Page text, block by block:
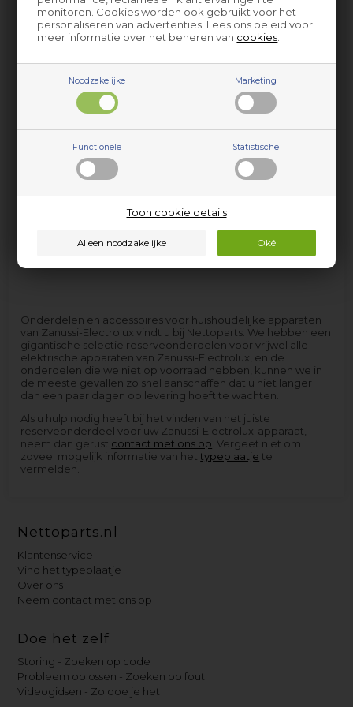
monitoren. Cookies worden ook gebruikt voor het
personaliseren van advertenties. Lees ons beleid voor
meer informatie over het beheren van cookies
Noodzakelijke Marketing
Functionele Statistische
Toon cookie details
Wasmachine Zanussi-
Electrolux
Onderdelen en accessoires voor huishoudelijke apparaten
van Zanussi-Electrolux vindt u bij Nettoparts. We hebben een
gigantische selectie reserveonderdelen voor vrijwel alle
elektrische apparaten van Zanussi-Electrolux, en de
onderdelen die we niet op voorraad hebben, kunnen we in
de meeste gevallen zo snel aanschaffen dat u niet langer
dan een paar dagen op levering hoeft te wachten.
Als u hulp nodig heeft bij het vinden van het juiste
reserveonderdeel voor uw Zanussi-Electrolux-apparaat,
neem dan gerust contact met ons op . Vergeet niet om
zoveel mogelijk informatie van hettypeplaatje te
vermelden.
Nettoparts.nl
Klantenservice
Vind het typeplaatje
Over ons
Neem contact met ons op
Doe het zelf
Storing - Zoeken op code
Probleem oplossen - Zoeken op fout
Videogidsen - Zo doe je het